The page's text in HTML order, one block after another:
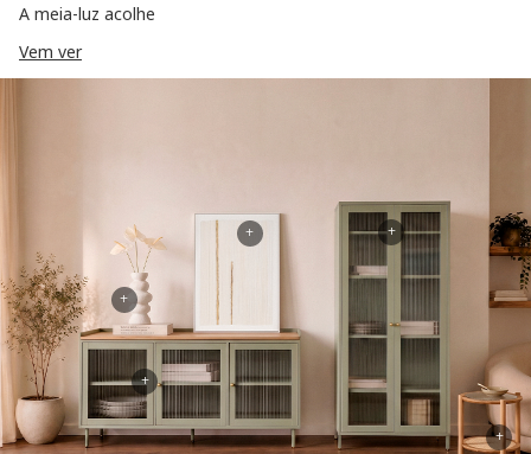
A meia-luz acolhe
Vem ver
+
+
+
+
+